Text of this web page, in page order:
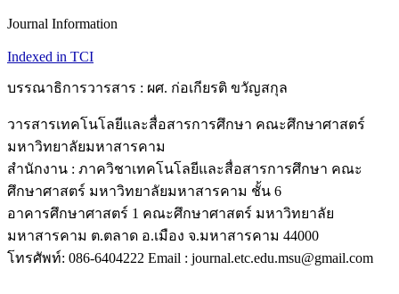
Journal Information
Indexed in TCI
บรรณาธิการวารสาร : ผศ. ก่อเกียรติ ขวัญสกุล
วารสารเทคโนโลยีและสื่อสารการศึกษา คณะศึกษาศาสตร์
มหาวิทยาลัยมหาสารคาม
สำนักงาน : ภาควิชาเทคโนโลยีและสื่อสารการศึกษา คณะ
ศึกษาศาสตร์ มหาวิทยาลัยมหาสารคาม ชั้น 6
อาคารศึกษาศาสตร์ 1 คณะศึกษาศาสตร์ มหาวิทยาลัย
มหาสารคาม ต.ตลาด อ.เมือง จ.มหาสารคาม 44000
โทรศัพท์: 086-6404222 Email : journal.etc.edu.msu@gmail.com